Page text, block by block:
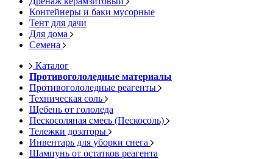
Контейнеры и баки мусорные
Тент для дачи
Для дома
Семена
Каталог
Противогололедные материалы
Противогололедные реагенты
Техническая соль
Щебень от гололеда
Пескосоляная смесь (Пескосоль)
Тележки дозаторы
Инвентарь для уборки снега
Шампунь от остатков реагента